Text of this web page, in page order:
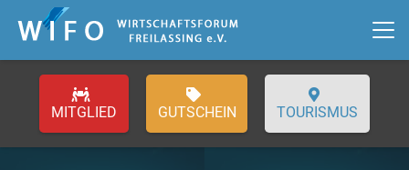
GUTSCHEIN TOURISMUS